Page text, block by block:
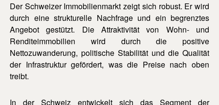
Der Schweizer Immobilienmarkt zeigt sich robust. Er wird
durch eine strukturelle Nachfrage und ein begrenztes
Angebot gestützt. Die Attraktivität von Wohn- und
Renditeimmobilien wird durch die positive
Nettozuwanderung, politische Stabilität und die Qualität
der Infrastruktur gefördert, was die Preise nach oben
treibt.
In der Schweiz entwickelt sich das Segment der